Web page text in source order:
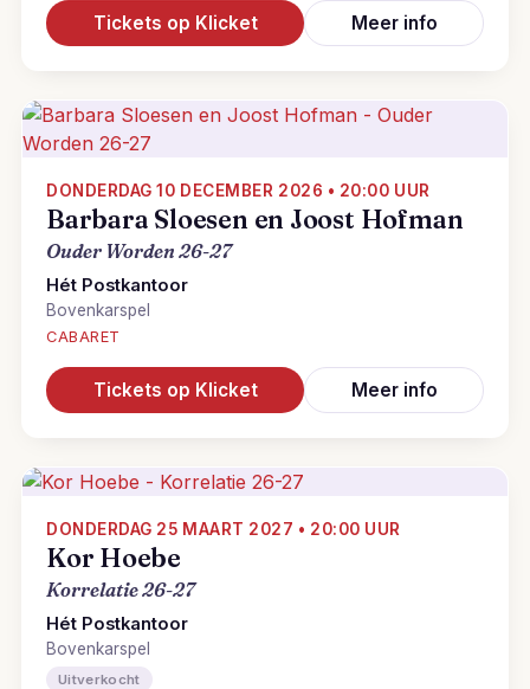
Tickets op Klicket Meer info
DONDERDAG 10 DECEMBER 2026 • 20:00 UUR
Barbara Sloesen en Joost Hofman
Ouder Worden 26-27
Hét Postkantoor
Bovenkarspel
CABARET
Tickets op Klicket Meer info
DONDERDAG 25 MAART 2027 • 20:00 UUR
Kor Hoebe
Korrelatie 26-27
Hét Postkantoor
Bovenkarspel
Uitverkocht